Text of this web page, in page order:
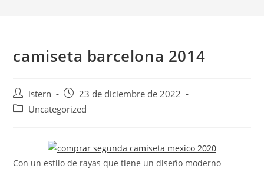
camiseta barcelona 2014
Autor
de
istern
Publicación
de
23 de diciembre de 2022
Categoría
Uncategorized
Con un estilo de rayas que tiene un diseño moderno